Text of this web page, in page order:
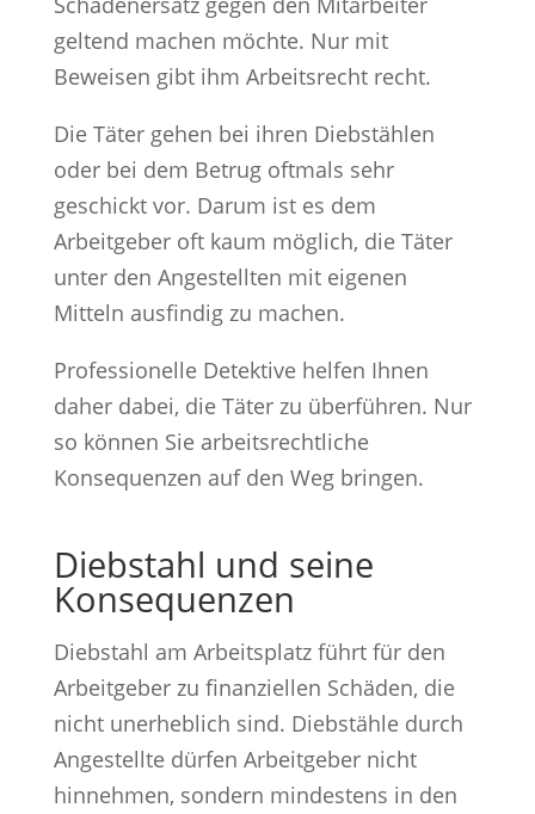
geltend machen möchte. Nur mit
Beweisen gibt ihm Arbeitsrecht recht.
Die Täter gehen bei ihren Diebstählen
oder bei dem Betrug oftmals sehr
geschickt vor. Darum ist es dem
Arbeitgeber oft kaum möglich, die Täter
unter den Angestellten mit eigenen
Mitteln ausfindig zu machen.
Professionelle Detektive helfen Ihnen
daher dabei, die Täter zu überführen. Nur
so können Sie arbeitsrechtliche
Konsequenzen auf den Weg bringen.
Diebstahl und seine
Konsequenzen
Diebstahl am Arbeitsplatz führt für den
Arbeitgeber zu finanziellen Schäden, die
nicht unerheblich sind. Diebstähle durch
Angestellte dürfen Arbeitgeber nicht
hinnehmen, sondern mindestens in den